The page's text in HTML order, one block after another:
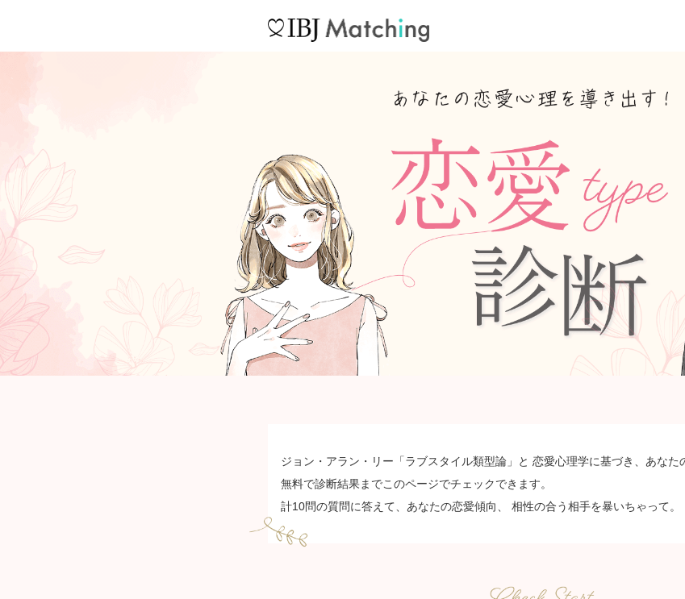
ジョン・アラン・リー「ラブスタイル類型論」と 恋愛心理学に基づき、あなた
無料で診断結果までこのページでチェックできます。
計10問の質問に答えて、あなたの恋愛傾向、 相性の合う相手を暴いちゃって。